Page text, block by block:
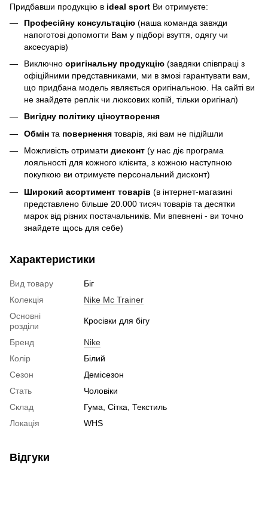
Придбавши продукцію в ideal sport Ви отримуєте:
Професійну консультацію (наша команда завжди
напоготові допомогти Вам у підборі взуття, одягу чи
аксесуарів)
Виключно оригінальну продукцію (завдяки співпраці з
офіційними представниками, ми в змозі гарантувати вам,
що придбана модель являється оригінальною. На сайті ви
не знайдете реплік чи люксових копій, тільки оригінал)
Вигідну політику ціноутворення
Обмін та повернення товарів, які вам не підійшли
Можливість отримати дисконт (у нас діє програма
лояльності для кожного клієнта, з кожною наступною
покупкою ви отримуєте персональний дисконт)
Широкий асортимент товарів (в інтернет-магазині
представлено більше 20.000 тисяч товарів та десятки
марок від різних постачальників. Ми впевнені - ви точно
знайдете щось для себе)
Характеристики
Вид товару
Біг
Колекція
Nike Mc Trainer
Основні
розділи
Кросівки для бігу
Бренд
Nike
Колір
Білий
Сезон
Демісезон
Стать
Чоловіки
Склад
Гума, Сітка, Текстиль
Локація
WHS
Відгуки